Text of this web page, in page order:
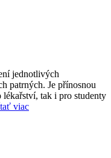
jednotlivých
patrných. Je přínosnou
lékařství, tak i pro studenty
viac